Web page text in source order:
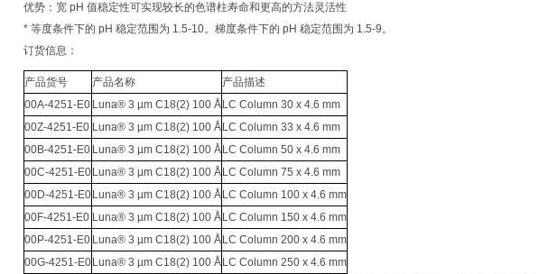
优势：宽 pH 值稳定性可实现较长的色谱柱寿命和更高的方法灵活性
* 等度条件下的 pH 稳定范围为 1.5-10。梯度条件下的 pH 稳定范围为 1.5-9。
订货信息：
产品货号 产品名称
产品描述
00A-4251-E0 Luna® 3 µm C18(2) 100 Å LC Column 30 x 4.6 mm
00Z-4251-E0 Luna® 3 µm C18(2) 100 Å LC Column 33 x 4.6 mm
00B-4251-E0 Luna® 3 µm C18(2) 100 Å LC Column 50 x 4.6 mm
00C-4251-E0 Luna® 3 µm C18(2) 100 Å LC Column 75 x 4.6 mm
00D-4251-E0 Luna® 3 µm C18(2) 100 Å LC Column 100 x 4.6 mm
00F-4251-E0 Luna® 3 µm C18(2) 100 Å LC Column 150 x 4.6 mm
00P-4251-E0 Luna® 3 µm C18(2) 100 Å LC Column 200 x 4.6 mm
00G-4251-E0 Luna® 3 µm C18(2) 100 Å LC Column 250 x 4.6 mm